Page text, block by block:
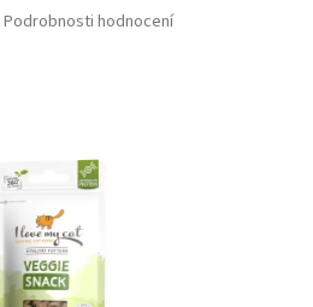
Podrobnosti hodnocení